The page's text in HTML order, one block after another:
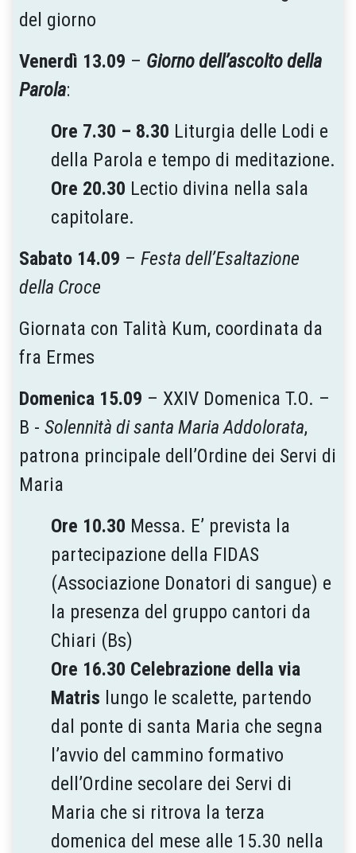
del giorno
Venerdì 13.09 – Giorno dell’ascolto della
Parola:
Ore 7.30 – 8.30 Liturgia delle Lodi e
della Parola e tempo di meditazione.
Ore 20.30 Lectio divina nella sala
capitolare.
Sabato 14.09 – Festa dell’Esaltazione
della Croce
Giornata con Talità Kum, coordinata da
fra Ermes
Domenica 15.09 – XXIV Domenica T.O. –
B - Solennità di santa Maria Addolorata,
patrona principale dell’Ordine dei Servi di
Maria
Ore 10.30 Messa. E’ prevista la
partecipazione della FIDAS
(Associazione Donatori di sangue) e
la presenza del gruppo cantori da
Chiari (Bs)
Ore 16.30 Celebrazione della via
Matris lungo le scalette, partendo
dal ponte di santa Maria che segna
l’avvio del cammino formativo
dell’Ordine secolare dei Servi di
Maria che si ritrova la terza
domenica del mese alle 15.30 nella